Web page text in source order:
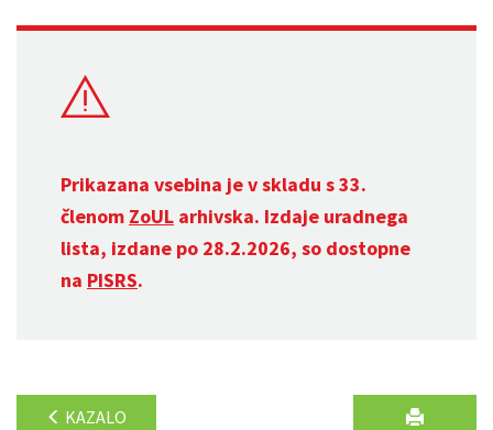
Prikazana vsebina je v skladu s 33.
členom ZoUL arhivska. Izdaje uradnega
lista, izdane po 28.2.2026, so dostopne
na PISRS.
KAZALO